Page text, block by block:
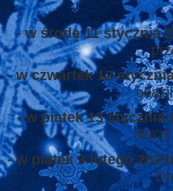
- w środę 11 stycznia
- w czwartek 12
- w piątek 13 stycznia
- w piątek 3 lutego